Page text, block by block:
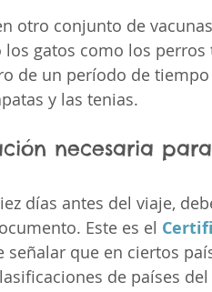
otro conjunto de
los gatos como los
de un período de
y las tenias.
necesaria
días antes del viaje,
Este es el
señalar que en ciertos
de países